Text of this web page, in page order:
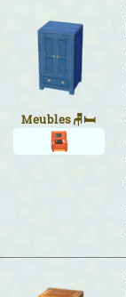
Meubles🪑🛏